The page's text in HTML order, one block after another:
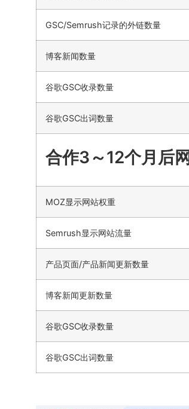
GSC/Semrush记录的外链数量
博客新闻数量
谷歌GSC收录数量
谷歌GSC出词数量
合作3～12个月后
MOZ显示网站权重
Semrush显示网站流量
产品页面/产品新闻更新数量
博客新闻更新数量
谷歌GSC收录数量
谷歌GSC出词数量